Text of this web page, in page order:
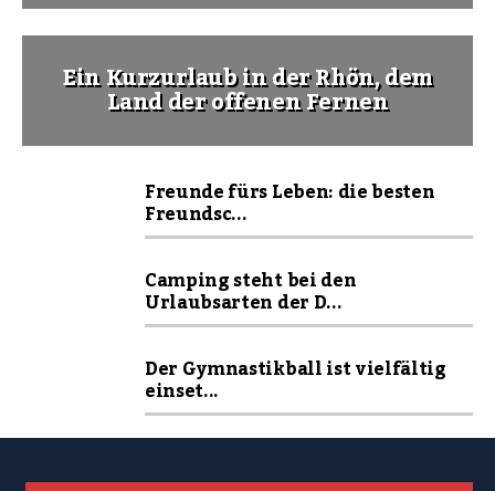
Ein Kurzurlaub in der Rhön, dem
Land der offenen Fernen
Freunde fürs Leben: die besten
Freundsc...
Camping steht bei den
Urlaubsarten der D...
Der Gymnastikball ist vielfältig
einset...